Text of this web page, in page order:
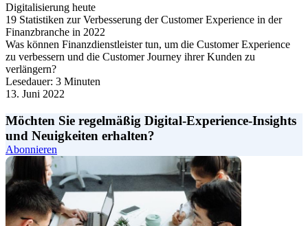
Digitalisierung heute
19 Statistiken zur Verbesserung der Customer Experience in der
Finanzbranche in 2022
Was können Finanzdienstleister tun, um die Customer Experience
zu verbessern und die Customer Journey ihrer Kunden zu
verlängern?
Lesedauer: 3 Minuten
13. Juni 2022
Möchten Sie regelmäßig Digital-Experience-Insights
und Neuigkeiten erhalten?
Abonnieren